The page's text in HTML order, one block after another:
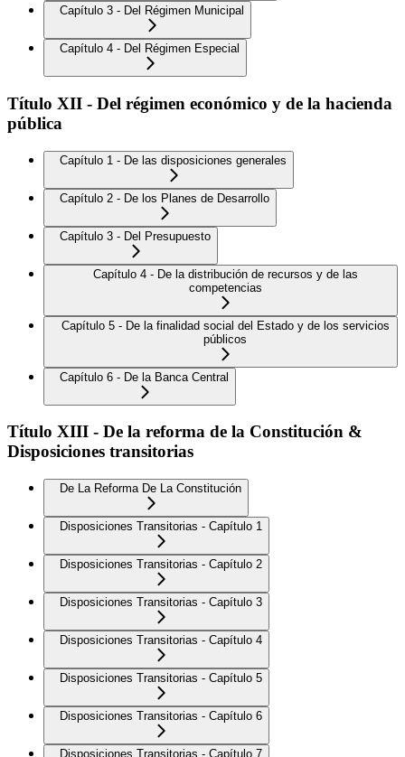
Capítulo 3 - Del Régimen Municipal
Capítulo 4 - Del Régimen Especial
Título XII - Del régimen económico y de la hacienda
pública
Capítulo 1 - De las disposiciones generales
Capítulo 2 - De los Planes de Desarrollo
Capítulo 3 - Del Presupuesto
Capítulo 4 - De la distribución de recursos y de las
competencias
Capítulo 5 - De la finalidad social del Estado y de los servicios
públicos
Capítulo 6 - De la Banca Central
Título XIII - De la reforma de la Constitución &
Disposiciones transitorias
De La Reforma De La Constitución
Disposiciones Transitorias - Capítulo 1
Disposiciones Transitorias - Capítulo 2
Disposiciones Transitorias - Capítulo 3
Disposiciones Transitorias - Capítulo 4
Disposiciones Transitorias - Capítulo 5
Disposiciones Transitorias - Capítulo 6
Disposiciones Transitorias - Capítulo 7